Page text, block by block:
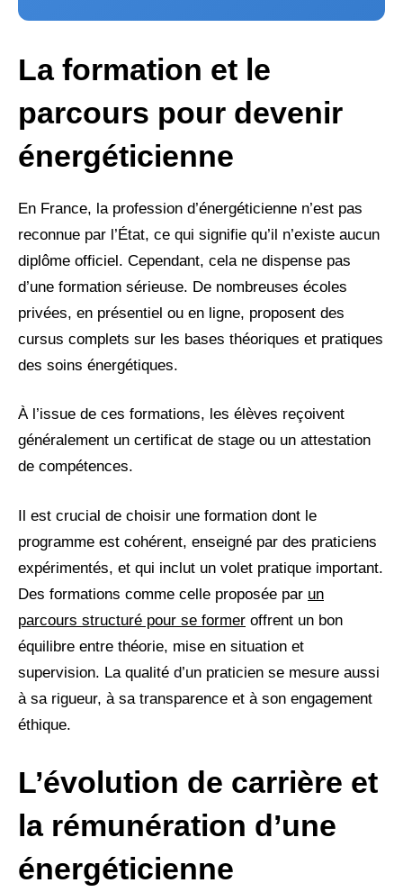
La formation et le
parcours pour devenir
énergéticienne
En France, la profession d’énergéticienne n’est pas
reconnue par l’État, ce qui signifie qu’il n’existe aucun
diplôme officiel. Cependant, cela ne dispense pas
d’une formation sérieuse. De nombreuses écoles
privées, en présentiel ou en ligne, proposent des
cursus complets sur les bases théoriques et pratiques
des soins énergétiques.
À l’issue de ces formations, les élèves reçoivent
généralement un certificat de stage ou un attestation
de compétences.
Il est crucial de choisir une formation dont le
programme est cohérent, enseigné par des praticiens
expérimentés, et qui inclut un volet pratique important.
Des formations comme celle proposée par un
parcours structuré pour se former offrent un bon
équilibre entre théorie, mise en situation et
supervision. La qualité d’un praticien se mesure aussi
à sa rigueur, à sa transparence et à son engagement
éthique.
L’évolution de carrière et
la rémunération d’une
énergéticienne